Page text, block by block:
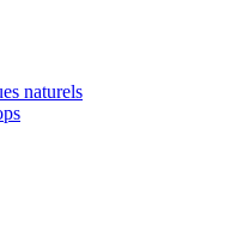
naturels